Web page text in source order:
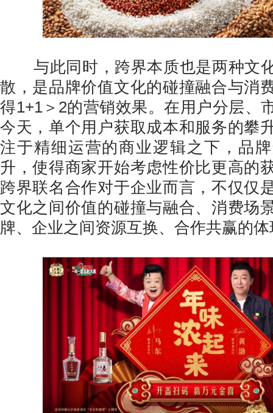
与此同时，跨界本质也是两种文
散，是品牌价值文化的碰撞融合与消
得1+1＞2的营销效果。在用户分层、
今天，单个用户获取成本和服务的攀
注于精细运营的商业逻辑之下，品
升，使得商家开始考虑性价比更高的
跨界联名合作对于企业而言，不仅仅
文化之间价值的碰撞与融合、消费场
牌、企业之间资源互换、合作共赢的